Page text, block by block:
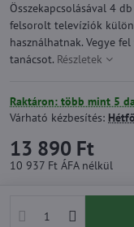
Összekapcsolásával 4
felsorolt televíziók
használhatnak. Vegye
tanácsot. Részletek
Raktáron: több mint 5
Várható kézbesítés: Hétfő
13 890 Ft
10 937 Ft ÁFA nélkül